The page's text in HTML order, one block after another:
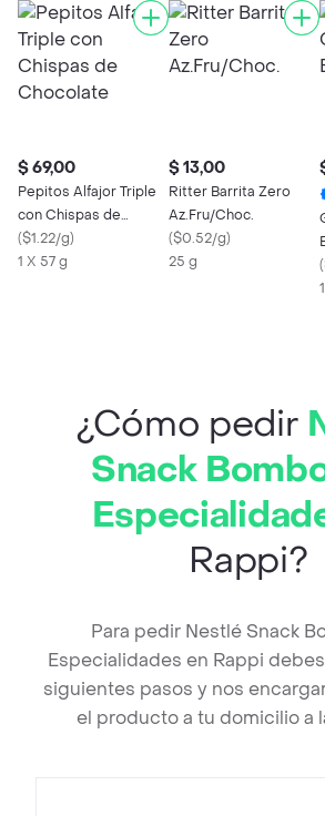
$ 69,00
Pepitos Alfajor Triple
con Chispas de
Chocolate
($1.22/g)
1 X 57 g
$ 13,00
Ritter Barrita Zero
Az.Fru/Choc.
($0.52/g)
25 g
(
¿Cómo pedir
Snack
Rappi?
Para pedir Nestlé Snack
Especialidades en Rappi
siguientes pasos y nos
el producto a tu domicilio a